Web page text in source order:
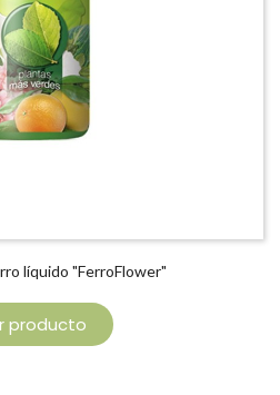
líquido "FerroFlower"
producto